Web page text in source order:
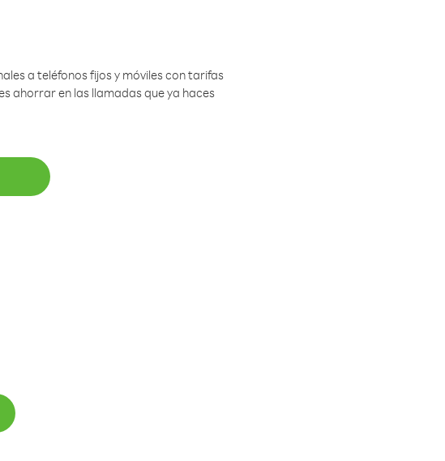
a teléfonos fijos y móviles con tarifas
ahorrar en las llamadas que ya haces